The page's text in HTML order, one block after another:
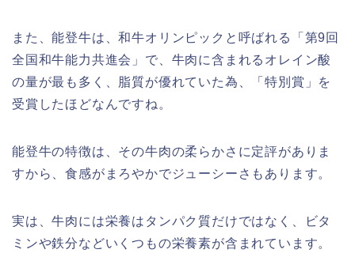
また、能登牛は、和牛オリンピックと呼ばれる「第9回
全国和牛能力共進会」で、牛肉に含まれるオレイン酸
の量が最も多く、脂質が優れていた為、「特別賞」を
受賞したほどなんですね。
能登牛の特徴は、その牛肉の柔らかさに定評がありま
すから、食感がまろやかでジューシーさもあります。
実は、牛肉には栄養はタンパク質だけではなく、ビタ
ミンや鉄分などいくつもの栄養素が含まれています。